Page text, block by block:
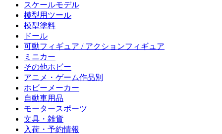
スケールモデル
模型用ツール
模型塗料
ドール
可動フィギュア / アクションフィギュア
ミニカー
その他ホビー
アニメ・ゲーム作品別
ホビーメーカー
自動車用品
モータースポーツ
文具・雑貨
入荷・予約情報